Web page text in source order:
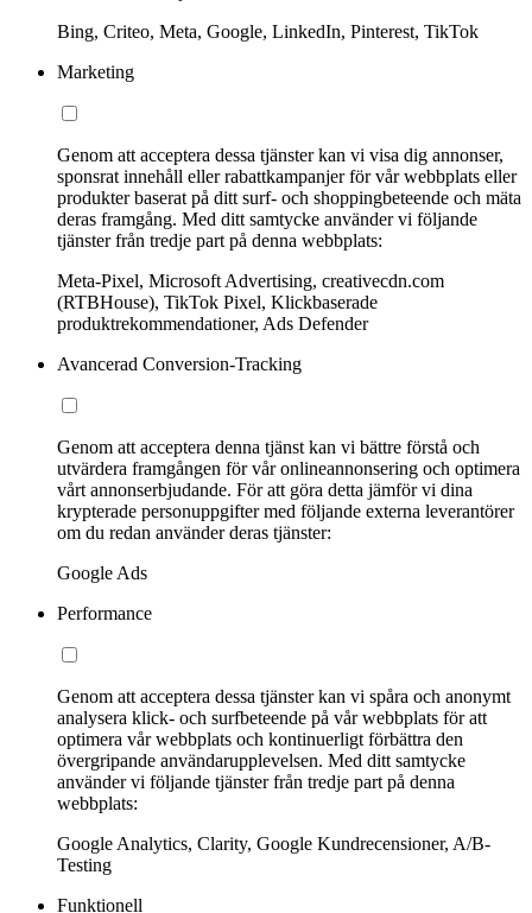
Bing, Criteo, Meta, Google, LinkedIn, Pinterest, TikTok
Marketing
Genom att acceptera dessa tjänster kan vi visa dig annonser,
sponsrat innehåll eller rabattkampanjer för vår webbplats eller
produkter baserat på ditt surf- och shoppingbeteende och mäta
deras framgång. Med ditt samtycke använder vi följande
tjänster från tredje part på denna webbplats:
Meta-Pixel, Microsoft Advertising, creativecdn.com
(RTBHouse), TikTok Pixel, Klickbaserade
produktrekommendationer, Ads Defender
Avancerad Conversion-Tracking
Genom att acceptera denna tjänst kan vi bättre förstå och
utvärdera framgången för vår onlineannonsering och optimera
vårt annonserbjudande. För att göra detta jämför vi dina
krypterade personuppgifter med följande externa leverantörer
om du redan använder deras tjänster:
Google Ads
Performance
Genom att acceptera dessa tjänster kan vi spåra och anonymt
analysera klick- och surfbeteende på vår webbplats för att
optimera vår webbplats och kontinuerligt förbättra den
övergripande användarupplevelsen. Med ditt samtycke
använder vi följande tjänster från tredje part på denna
webbplats:
Google Analytics, Clarity, Google Kundrecensioner, A/B-
Testing
Funktionell